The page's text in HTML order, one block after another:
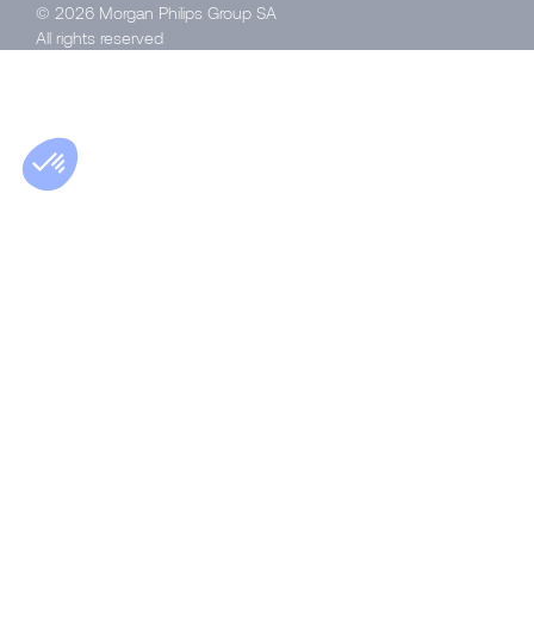
© 2026 Morgan Philips Group SA
All rights reserved